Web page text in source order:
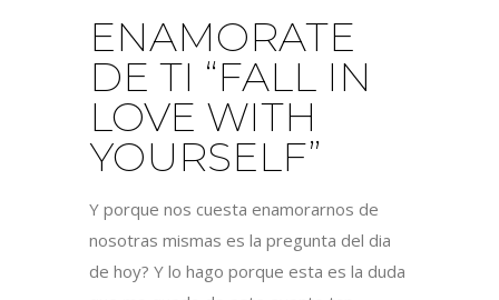
ENAMORATE
DE TI “FALL IN
LOVE WITH
YOURSELF”
Y porque nos cuesta enamorarnos de
nosotras mismas es la pregunta del dia
de hoy? Y lo hago porque esta es la duda